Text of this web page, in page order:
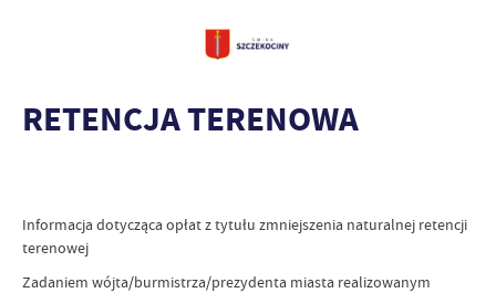
RETENCJA TERENOWA
Informacja dotycząca opłat z tytułu zmniejszenia naturalnej retencji
terenowej
Zadaniem wójta/burmistrza/prezydenta miasta realizowanym